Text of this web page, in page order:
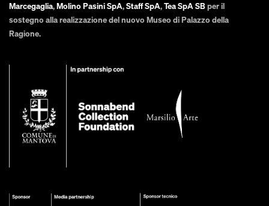
Marcegaglia,Molino Pasini SpA,Staff SpA,Tea SpA SBper il
sostegno alla realizzazione del nuovo Museo di Palazzo della
Ragione.